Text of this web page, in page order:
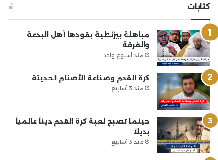
كتابات
مباهلة بيزنطية يقودها أهل البدعة
والفرقة
منذ أسبوع واحد
كرة القدم وصناعة الأصنام الحديثة
منذ 3 أسابيع
حينما تصبح لعبة كرة القدم ديناً عالمياً
بديلاً
منذ 3 أسابيع